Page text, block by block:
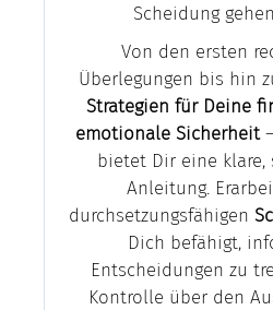
Scheidung
Von den ersten
Überlegungen bis hin
Strategien für Deine
emotionale Sicherheit
bietet Dir eine klare,
Anleitung.
durchsetzungsfähigen
Dich befähigt,
Entscheidungen zu
Kontrolle über den